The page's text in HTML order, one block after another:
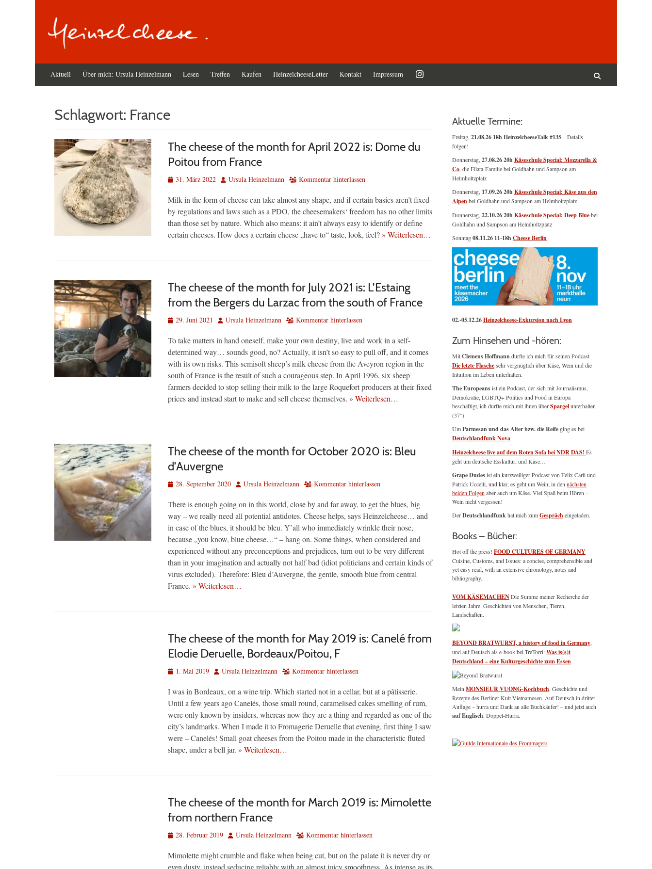
Primäres
Menü
Aktuell Über mich: Ursula Heinzelmann Lesen Treffen Kaufen HeinzelcheeseLetter Kontakt Impressum
Schlagwort: France
The cheese of the month for April 2022 is: Dome du
Poitou from France
Veröffentlicht
31. März 2022 AutorUrsula Heinzelmann Kommentar hinterlassen
Milk in the form of cheese can take almost any shape, and if certain basics aren’t fixed
by regulations and laws such as a PDO, the cheesemakers‘ freedom has no other limits
than those set by nature. Which also means: it ain’t always easy to identify or define
certain cheeses. How does a certain cheese „have to“ taste, look, feel?» Weiterlesen…
The cheese of the month for July 2021 is: L’Estaing
from the Bergers du Larzac from the south of France
Veröffentlicht
29. Juni 2021 AutorUrsula Heinzelmann Kommentar hinterlassen
To take matters in hand oneself, make your own destiny, live and work in a self-
determined way… sounds good, no? Actually, it isn’t so easy to pull off, and it comes
with its own risks. This semisoft sheep’s milk cheese from the Aveyron region in the
south of France is the result of such a courageous step. In April 1996, six sheep
farmers decided to stop selling their milk to the large Roquefort producers at their fixed
prices and instead start to make and sell cheese themselves. » Weiterlesen…
The cheese of the month for October 2020 is: Bleu
d’Auvergne
Veröffentlicht
28. September 2020 AutorUrsula Heinzelmann Kommentar hinterlassen
There is enough going on in this world, close by and far away, to get the blues, big
way – we really need all potential antidotes. Cheese helps, says Heinzelcheese… and
in case of the blues, it should be bleu. Y’all who immediately wrinkle their nose,
because „you know, blue cheese…“ – hang on. Some things, when considered and
experienced without any preconceptions and prejudices, turn out to be very different
than in your imagination and actually not half bad (idiot politicians and certain kinds of
virus excluded). Therefore: Bleu d’Auvergne, the gentle, smooth blue from central
France. » Weiterlesen…
The cheese of the month for May 2019 is: Canelé from
Elodie Deruelle, Bordeaux/Poitou, F
Veröffentlicht
1. Mai 2019 AutorUrsula Heinzelmann Kommentar hinterlassen
I was in Bordeaux, on a wine trip. Which started not in a cellar, but at a pâtisserie.
Until a few years ago Canelés, those small round, caramelised cakes smelling of rum,
were only known by insiders, whereas now they are a thing and regarded as one of the
city’s landmarks. When I made it to Fromagerie Deruelle that evening, first thing I saw
were – Canelés! Small goat cheeses from the Poitou made in the characteristic fluted
shape, under a bell jar. » Weiterlesen…
The cheese of the month for March 2019 is: Mimolette
from northern France
Veröffentlicht
28. Februar 2019 AutorUrsula Heinzelmann Kommentar hinterlassen
Mimolette might crumble and flake when being cut, but on the palate it is never dry or
even dusty, instead seducing reliably with an almost juicy smoothness. As intense as its
Aktuelle Termine:
Freitag, 21.08.26 18h HeinzelcheeseTalk #135– Details
folgen!
Donnerstag, 27.08.26 20hKäseschule Special: Mozzarella &
Co , die Filata-Familie bei Goldhahn und Sampson am
Helmholtzplatz
Donnerstag, 17.09.26 20hKäseschule Special: Käse aus den
Alpenbei Goldhahn und Sampson am Helmholtzplatz
Donnerstag, 22.10.26 20hKäseschule Special: Deep Bluebei
Goldhahn und Sampson am Helmholtzplatz
Sonntag08.11.26 11-18hCheese Berlin
02.-05.12.26Heinzelcheese-Exkursion nach Lyon
Zum Hinsehen und -hören:
MitClemens Hoffmanndurfte ich mich für seinen Podcast
Die letzte Flaschesehr vergnüglich über Käse, Wein und die
Intuition im Leben unterhalten.
The Europeansist ein Podcast, der sich mit Journalismus,
Demokratie, LGBTQ+ Politics und Food in Europa
beschäftigt, ich durfte mich mit ihnen überSpargelunterhalten
(37“).
UmParmesan und das Alter bzw. die Reife ging es bei
Deutschlandfunk Nova.
Heinzelcheese live auf dem Roten Sofa bei NDR DAS! Es
geht um deutsche Esskultur, und Käse…
Grape Dudesist ein kurzweiliger Podcast von Felix Carli und
Patrick Uccelli, und klar, es geht um Wein; in den nächsten
beiden Folgen aber auch um Käse. Viel Spaß beim Hören –
Wein nicht vergessen!
DerDeutschlandfunkhat mich zumGesprächeingeladen.
Books – Bücher:
Hot off the press! FOOD CULTURES OF GERMANY
Cuisine, Customs, and Issues: a concise, comprehensible and
yet easy read, with an extensive chronology, notes and
bibliography.
VOM KÄSEMACHENDie Summe meiner Recherche der
letzten Jahre. Geschichten von Menschen, Tieren,
Landschaften.
BEYOND BRATWURST, a history of food in Germany
und auf Deutsch als e-book bei TreTorri:Was is(s)t
Deutschland – eine Kulturgeschichte zum Essen
Mein MONSIEUR VUONG-Kochbuch , Geschichte und
Rezepte des Berliner Kult-Vietnamesen. Auf Deutsch in dritter
Auflage – hurra und Dank an alle Buchkäufer! – und jetzt auch
auf Englisch. Doppel-Hurra.